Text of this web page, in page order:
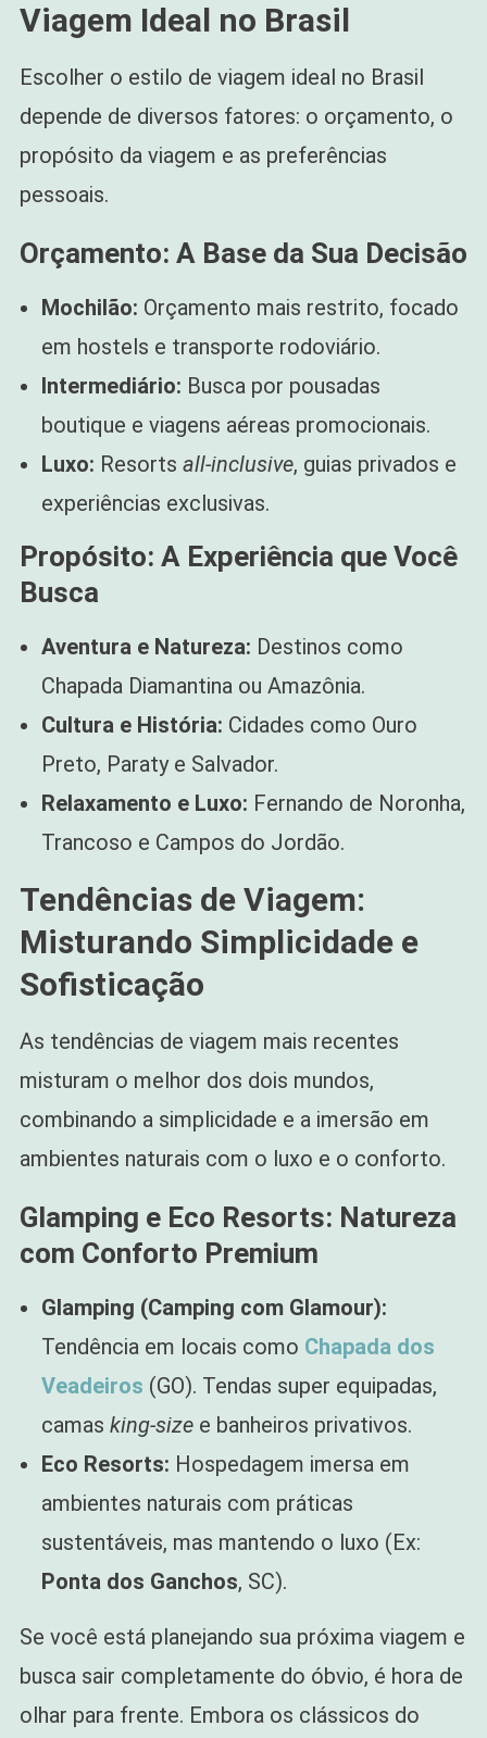
Viagem Ideal no Brasil
Escolher o estilo de viagem ideal no Brasil
depende de diversos fatores: o orçamento, o
propósito da viagem e as preferências
pessoais.
Orçamento: A Base da Sua Decisão
Mochilão: Orçamento mais restrito, focado
em hostels e transporte rodoviário.
Intermediário: Busca por pousadas
boutique e viagens aéreas promocionais.
Luxo: Resorts all-inclusive, guias privados e
experiências exclusivas.
Propósito: A Experiência que Você
Busca
Aventura e Natureza: Destinos como
Chapada Diamantina ou Amazônia.
Cultura e História: Cidades como Ouro
Preto, Paraty e Salvador.
Relaxamento e Luxo: Fernando de Noronha,
Trancoso e Campos do Jordão.
Tendências de Viagem:
Misturando Simplicidade e
Sofisticação
As tendências de viagem mais recentes
misturam o melhor dos dois mundos,
combinando a simplicidade e a imersão em
ambientes naturais com o luxo e o conforto.
Glamping e Eco Resorts: Natureza
com Conforto Premium
Glamping (Camping com Glamour):
Tendência em locais como Chapada dos
Veadeiros (GO). Tendas super equipadas,
camas king-sizee banheiros privativos.
Eco Resorts: Hospedagem imersa em
ambientes naturais com práticas
sustentáveis, mas mantendo o luxo (Ex:
Ponta dos Ganchos, SC).
Se você está planejando sua próxima viagem e
busca sair completamente do óbvio, é hora de
olhar para frente. Embora os clássicos do